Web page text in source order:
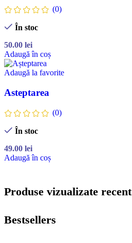
(0)
În stoc
50.00 lei
Adaugă în coș
Adaugă la favorite
Asteptarea
(0)
În stoc
49.00 lei
Adaugă în coș
Produse vizualizate recent
Bestsellers